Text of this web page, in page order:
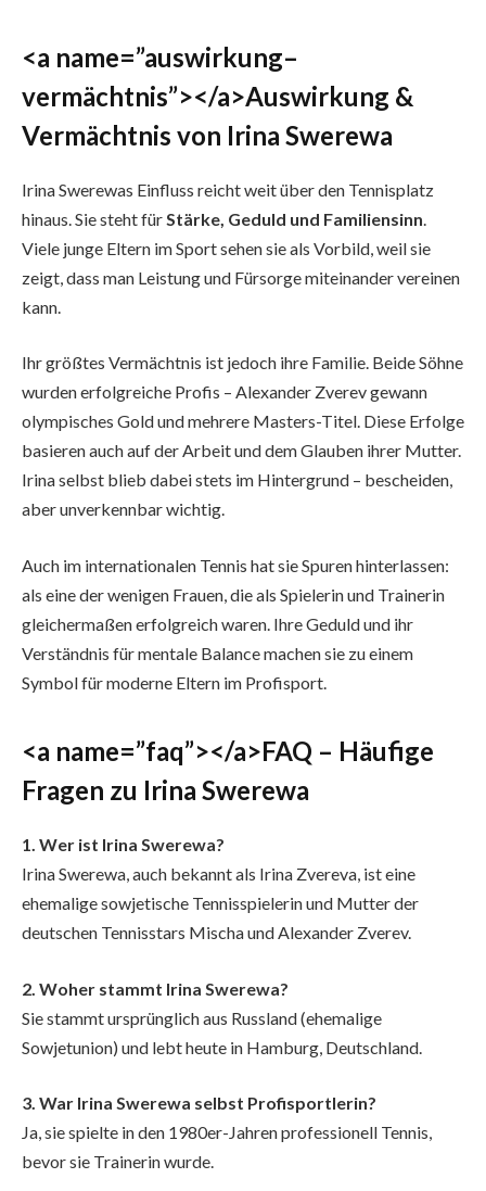
<a name=”auswirkung–
vermächtnis”></a>Auswirkung &
Vermächtnis von Irina Swerewa
Irina Swerewas Einfluss reicht weit über den Tennisplatz
hinaus. Sie steht für Stärke, Geduld und Familiensinn
Viele junge Eltern im Sport sehen sie als Vorbild, weil sie
zeigt, dass man Leistung und Fürsorge miteinander vereinen
kann.
Ihr größtes Vermächtnis ist jedoch ihre Familie. Beide Söhne
wurden erfolgreiche Profis – Alexander Zverev gewann
olympisches Gold und mehrere Masters-Titel. Diese Erfolge
basieren auch auf der Arbeit und dem Glauben ihrer Mutter.
Irina selbst blieb dabei stets im Hintergrund – bescheiden,
aber unverkennbar wichtig.
Auch im internationalen Tennis hat sie Spuren hinterlassen:
als eine der wenigen Frauen, die als Spielerin und Trainerin
gleichermaßen erfolgreich waren. Ihre Geduld und ihr
Verständnis für mentale Balance machen sie zu einem
Symbol für moderne Eltern im Profisport.
<a name=”faq”></a>FAQ – Häufige
Fragen zu Irina Swerewa
1. Wer ist Irina Swerewa?
Irina Swerewa, auch bekannt als Irina Zvereva, ist eine
ehemalige sowjetische Tennisspielerin und Mutter der
deutschen Tennisstars Mischa und Alexander Zverev.
2. Woher stammt Irina Swerewa?
Sie stammt ursprünglich aus Russland (ehemalige
Sowjetunion) und lebt heute in Hamburg, Deutschland.
3. War Irina Swerewa selbst Profisportlerin?
Ja, sie spielte in den 1980er-Jahren professionell Tennis,
bevor sie Trainerin wurde.